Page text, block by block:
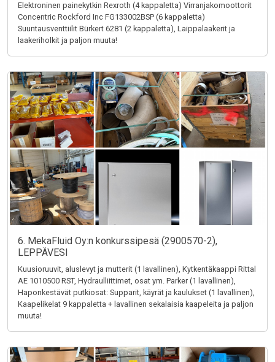
Elektroninen painekytkin Rexroth (4 kappaletta) Virranjakomoottorit
Concentric Rockford Inc FG133002BSP (6 kappaletta)
Suuntausventtiilit Bürkert 6281 (2 kappaletta), Laippalaakerit ja
laakeriholkit ja paljon muuta!
6. MekaFluid Oy:n konkurssipesä (2900570-2),
LEPPÄVESI
Kuusioruuvit, aluslevyt ja mutterit (1 lavallinen), Kytkentäkaappi Rittal
AE 1010500 RST, Hydraulliittimet, osat ym. Parker (1 lavallinen),
Haponkestävät putkiosat: Supparit, käyrät ja kaulukset (1 lavallinen),
Kaapelikelat 9 kappaletta + lavallinen sekalaisia kaapeleita ja paljon
muuta!